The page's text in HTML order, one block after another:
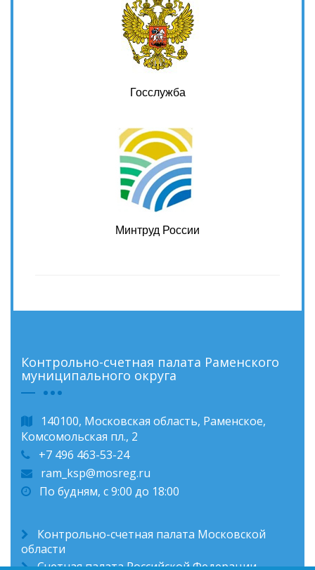
Госслужба
Минтруд России
Контрольно-счетная палата Раменского
муниципального округа
140100, Московская область, Раменское,
Комсомольская пл., 2
+7 496 463-53-24
ram_ksp@mosreg.ru
По будням, с 9:00 до 18:00
Контрольно-счетная палата Московской
области
Счетная палата Российской Федерации